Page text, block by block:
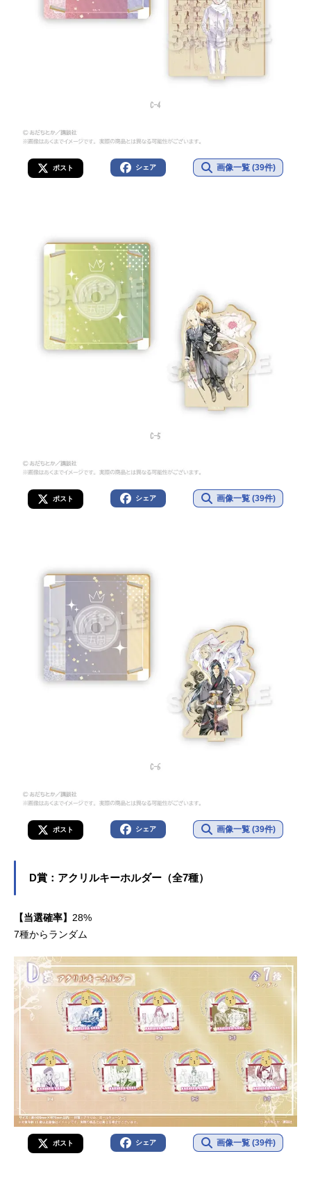
ポスト シェア 画像一覧 (39件)
ポスト シェア 画像一覧 (39件)
ポスト シェア 画像一覧 (39件)
D賞：アクリルキーホルダー（全7種）
【当選確率】 28%
7種からランダム
ポスト シェア 画像一覧 (39件)